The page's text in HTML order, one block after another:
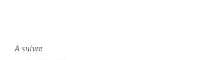
A suivre